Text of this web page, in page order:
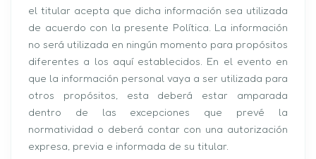
el titular acepta que dicha información sea utilizada
de acuerdo con la presente Política. La información
no será utilizada en ningún momento para propósitos
diferentes a los aquí establecidos. En el evento en
que la información personal vaya a ser utilizada para
otros propósitos, esta deberá estar amparada
dentro de las excepciones que prevé la
normatividad o deberá contar con una autorización
expresa, previa e informada de su titular.